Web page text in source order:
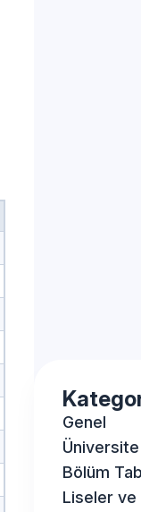
Genel
Üniversite
Bölüm
Liseler ve